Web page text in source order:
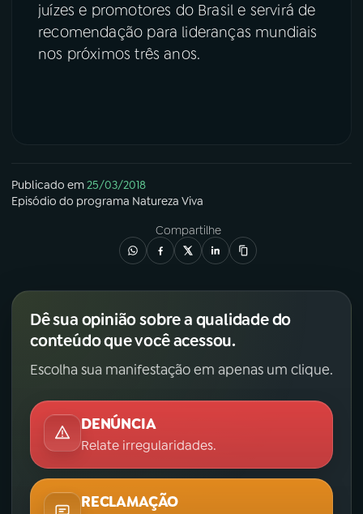
juízes e promotores do Brasil e servirá de
recomendação para lideranças mundiais
nos próximos três anos.
Publicado em25/03/2018
Episódio do programa Natureza Viva
Compartilhe
Dê sua opinião sobre a qualidade do
conteúdo que você acessou.
Escolha sua manifestação em apenas um clique.
DENÚNCIA
Relate irregularidades.
RECLAMAÇÃO